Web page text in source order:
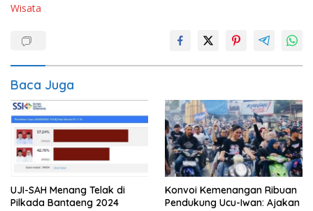
Wisata
Baca Juga
UJI-SAH Menang Telak di
Pilkada Bantaeng 2024
Konvoi Kemenangan Ribuan
Pendukung Ucu-Iwan: Ajakan